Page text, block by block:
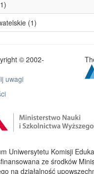
(1)
© 2002-
uwagi
Uniwersytetu Komisji
ze środków
na działalność